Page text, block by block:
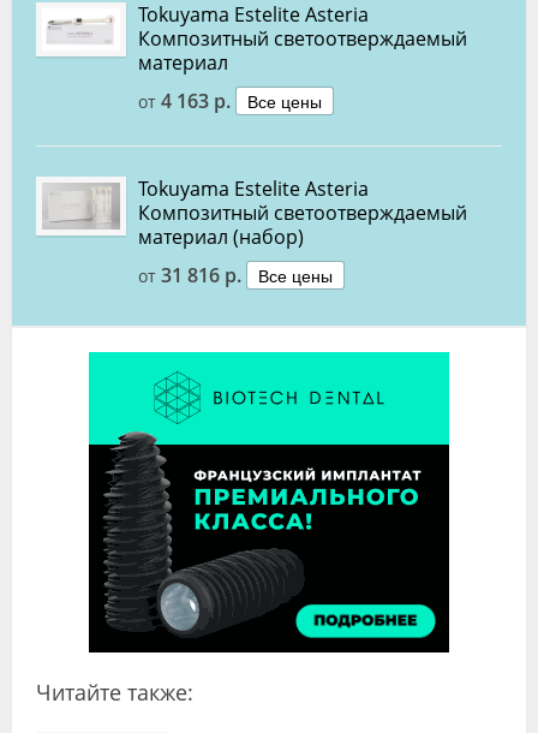
Tokuyama Estelite Asteria
Композитный светоотверждаемый
материал
от 4 163 р. Все цены
Tokuyama Estelite Asteria
Композитный светоотверждаемый
материал (набор)
от 31 816 р. Все цены
Читайте также: